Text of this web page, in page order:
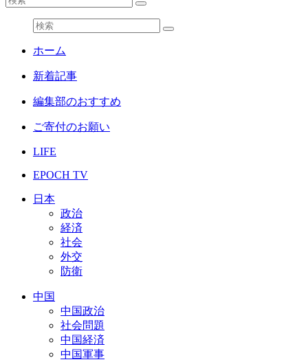
ホーム
新着記事
編集部のおすすめ
ご寄付のお願い
LIFE
EPOCH TV
日本
政治
経済
社会
外交
防衛
中国
中国政治
社会問題
中国経済
中国軍事